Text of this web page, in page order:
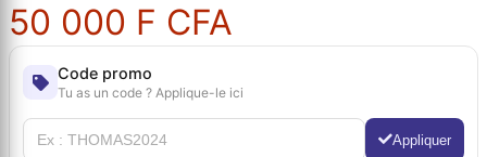
50 000 F CFA
Code promo
Tu as un code ? Applique-le ici
Appliquer